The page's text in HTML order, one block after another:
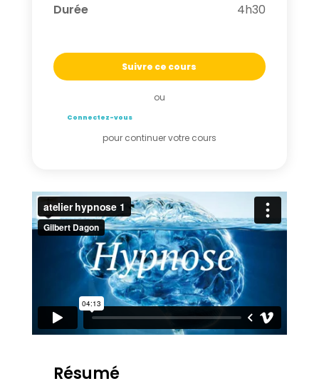
Résumé
Durée 4h30
Suivre ce cours
ou
Connectez-vous
pour continuer votre cours